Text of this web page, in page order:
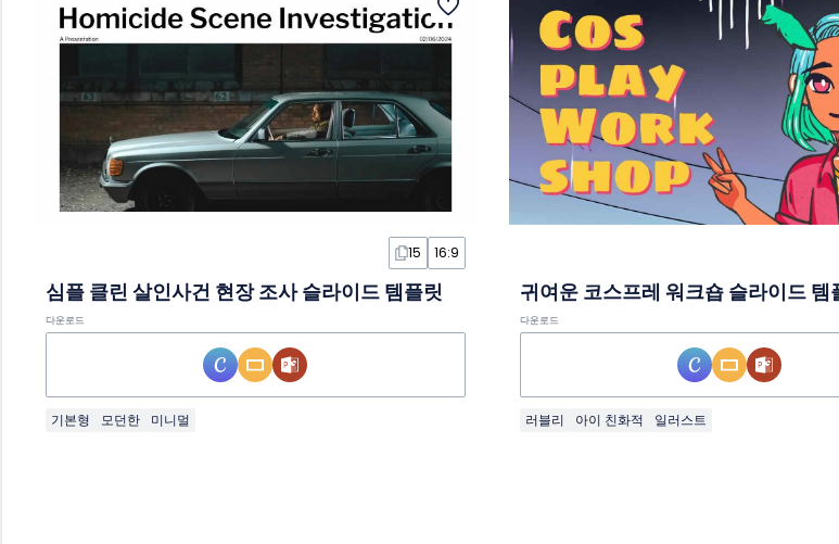
15 16:9
심플 클린 살인사건 현장 조사 슬라이드 템플릿
다운로드
기본형 모던한 미니멀
귀여운 코스프레 워크숍 슬라이드 템
다운로드
러블리 아이 친화적 일러스트